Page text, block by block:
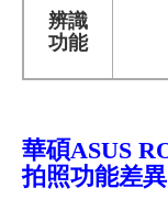
辨識
功能
華碩ASUS
拍照功能差異